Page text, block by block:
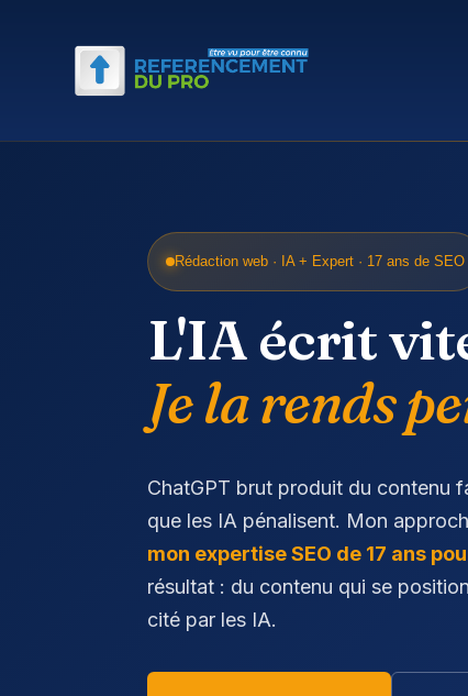
Rédaction web · IA + Expert · 17 ans de SEO
L'IA écrit
Je la rends
ChatGPT brut produit du contenu
que les IA pénalisent. Mon
mon expertise SEO de 17 ans
résultat : du contenu qui se
cité par les IA.